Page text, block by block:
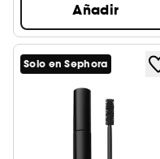
Añadir
Solo en Sephora